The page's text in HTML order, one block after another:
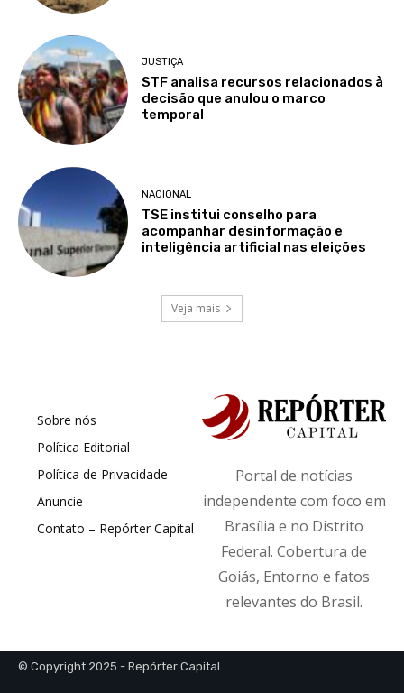
JUSTIÇA
STF analisa recursos relacionados à
decisão que anulou o marco
temporal
NACIONAL
TSE institui conselho para
acompanhar desinformação e
inteligência artificial nas eleições
Veja mais
Sobre nós
Política Editorial
Política de Privacidade
Anuncie
Contato – Repórter Capital
Portal de notícias
independente com foco em
Brasília e no Distrito
Federal. Cobertura de
Goiás, Entorno e fatos
relevantes do Brasil.
© Copyright 2025 - Repórter Capital.